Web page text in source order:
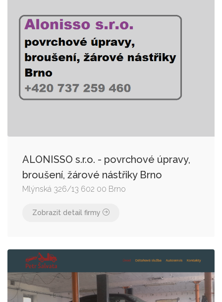
ALONISSO s.r.o. - povrchové úpravy,
broušení, žárové nástřiky Brno
Mlýnská 326/13 602 00 Brno
Zobrazit detail firmy